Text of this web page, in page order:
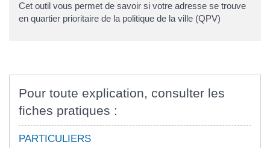
Cet outil vous permet de savoir si votre adresse se trouve
en quartier prioritaire de la politique de la ville (QPV)
Pour toute explication, consulter les
fiches pratiques :
PARTICULIERS